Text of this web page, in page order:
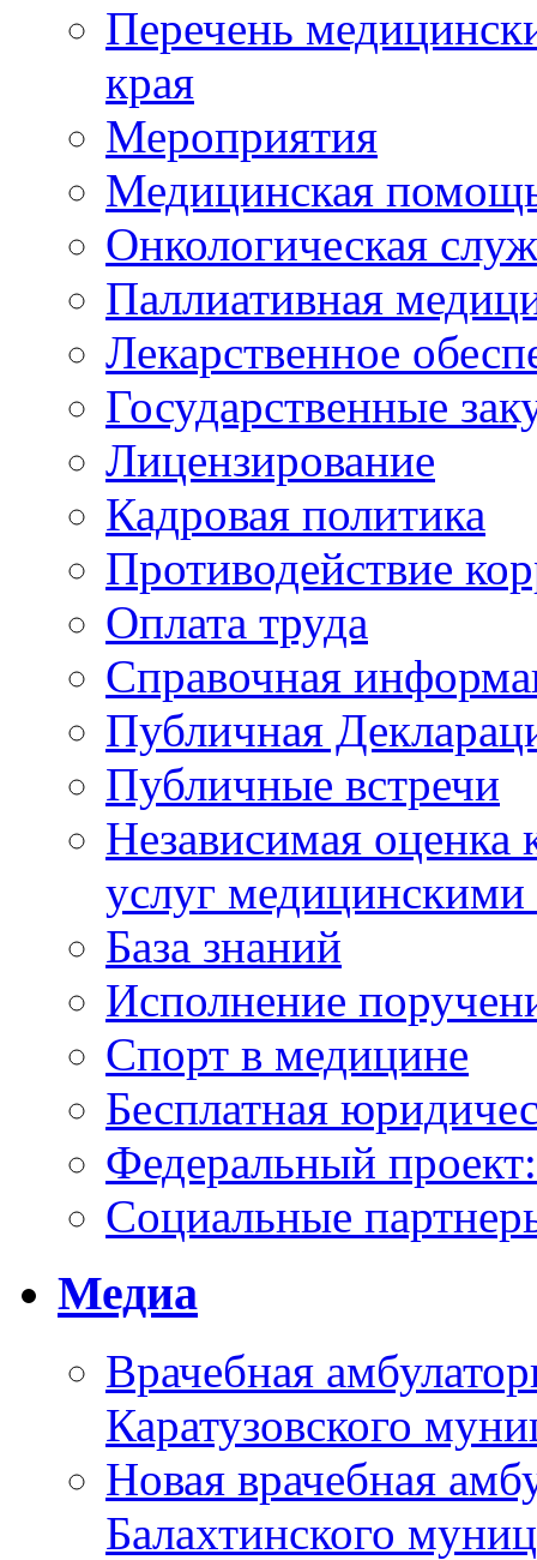
Перечень
края
Мероприятия
Медицинская
Онкологическая
Паллиативная
Лекарственное
Государственные
Лицензирование
Кадровая политика
Противодействие
Оплата труда
Справочная
Публичная
Публичные встречи
Независимая оценка
услуг
База знаний
Исполнение
Спорт в медицине
Бесплатная
Федеральный
Социальные
Медиа
Врачебная
Каратузовского
Новая врачебная
Балахтинского